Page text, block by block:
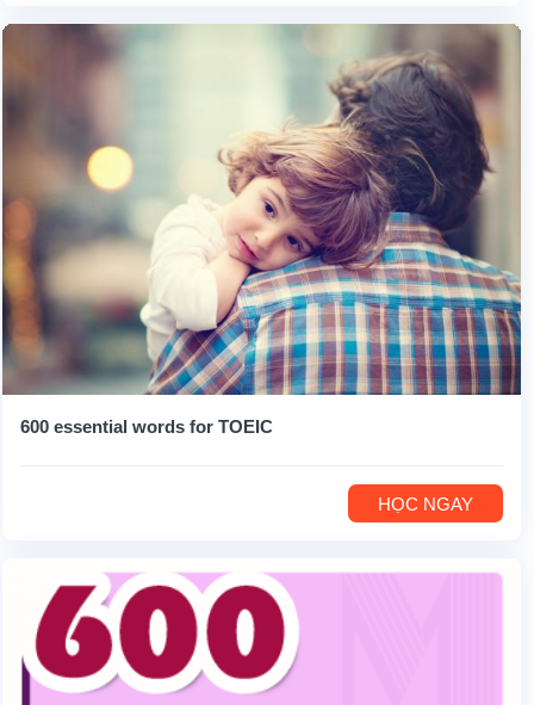
600 essential words for TOEIC
HỌC NGAY